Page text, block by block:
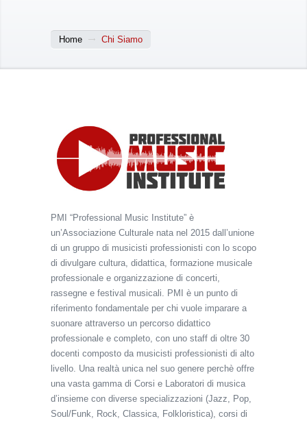
Home Chi Siamo
PMI “Professional Music Institute” è
un’Associazione Culturale nata nel 2015 dall’unione
di un gruppo di musicisti professionisti con lo scopo
di divulgare cultura, didattica, formazione musicale
professionale e organizzazione di concerti,
rassegne e festival musicali. PMI è un punto di
riferimento fondamentale per chi vuole imparare a
suonare attraverso un percorso didattico
professionale e completo, con uno staff di oltre 30
docenti composto da musicisti professionisti di alto
livello. Una realtà unica nel suo genere perchè offre
una vasta gamma di Corsi e Laboratori di musica
d’insieme con diverse specializzazioni (Jazz, Pop,
Soul/Funk, Rock, Classica, Folkloristica), corsi di